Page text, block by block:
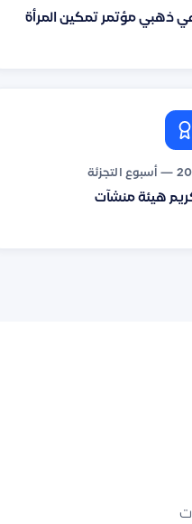
ذهبي مؤتمر تمكين المرأة
التجزئة
هيئة منشآت